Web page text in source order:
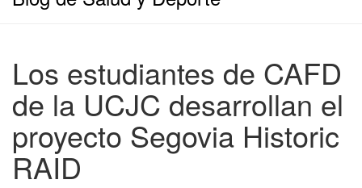
Los estudiantes de CAFD
de la UCJC desarrollan el
proyecto Segovia Historic
RAID